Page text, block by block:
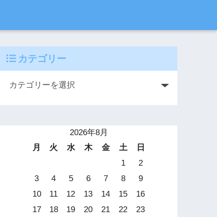
カテゴリー
2026年8月
月
火 水 木 金 土
日
1
2
3
4 5 6 7 8
9
10
11 12 13 14 15
16
17
18 19 20 21 22 23